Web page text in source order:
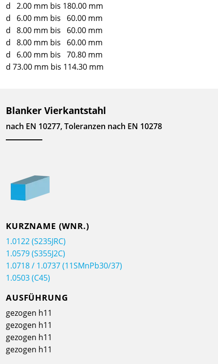
d 2.00 mm bis 180.00 mm
d 6.00 mm bis 60.00 mm
d 8.00 mm bis 60.00 mm
d 8.00 mm bis 60.00 mm
d 6.00 mm bis 70.80 mm
d 73.00 mm bis 114.30 mm
Blanker Vierkantstahl
nach EN 10277, Toleranzen nach EN 10278
KURZNAME (WNR.)
1.0122 (S235JRC)
1.0579 (S355J2C)
1.0718 / 1.0737 (11SMnPb30/37)
1.0503 (C45)
AUSFÜHRUNG
gezogen h11
gezogen h11
gezogen h11
gezogen h11